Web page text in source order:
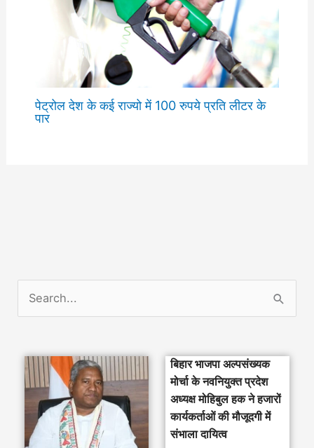
पेट्रोल देश के कई राज्यो में 100 रुपये प्रति लीटर के
पार
बिहार भाजपा अल्पसंख्यक
मोर्चा के नवनियुक्त प्रदेश
अध्यक्ष मोहिबुल हक ने हजारों
कार्यकर्ताओं की मौजूदगी में
संभाला दायित्व